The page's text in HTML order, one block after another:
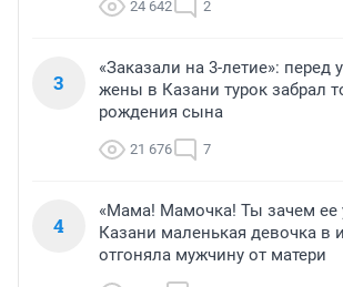
24 642 2
3
«Заказали на 3-летие»: перед
жены в Казани турок забрал
рождения сына
21 676 7
4
«Мама! Мамочка! Ты зачем ее
Казани маленькая девочка в
отгоняла мужчину от матери